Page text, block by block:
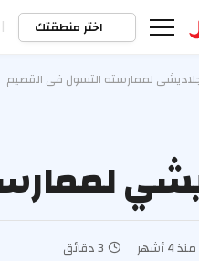
اختر منطقتك |
لممارسته التسول في القصيم
منذ 4 أشهر 3 دقائق